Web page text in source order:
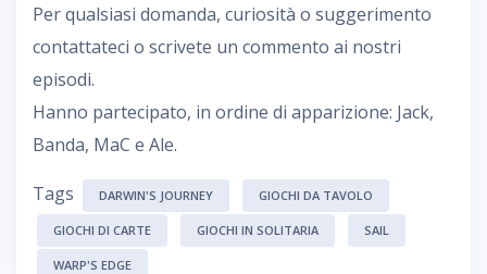
Per qualsiasi domanda, curiosità o suggerimento
contattateci o scrivete un commento ai nostri
episodi.
Hanno partecipato, in ordine di apparizione: Jack,
Banda, MaC e Ale.
Tags DARWIN'S JOURNEY GIOCHI DA TAVOLO
GIOCHI DI CARTE GIOCHI IN SOLITARIA SAIL
WARP'S EDGE